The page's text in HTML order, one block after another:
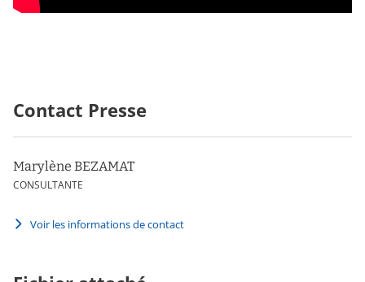
Contact Presse
Marylène BEZAMAT
CONSULTANTE
Voir les informations de contact